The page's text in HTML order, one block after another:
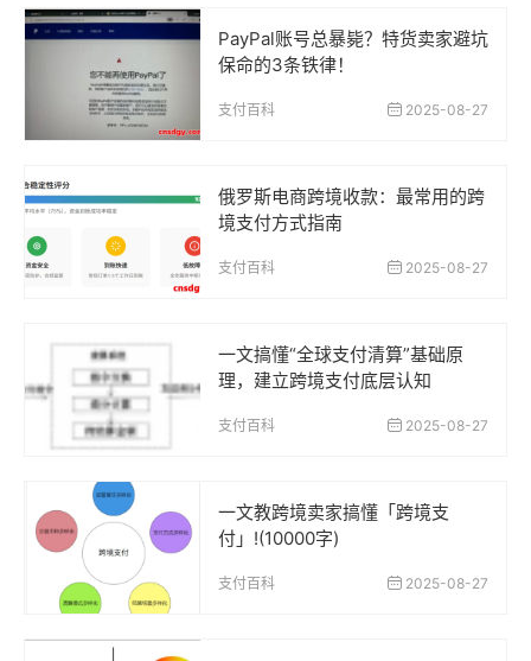
PayPal账号总暴毙？特货卖家避坑
保命的3条铁律！
支付百科 2025-08-27
俄罗斯电商跨境收款：最常用的跨
境支付方式指南
支付百科 2025-08-27
一文搞懂“全球支付清算”基础原
理，建立跨境支付底层认知
支付百科 2025-08-27
一文教跨境卖家搞懂「跨境支
付」!(10000字)
支付百科 2025-08-27